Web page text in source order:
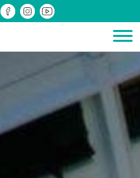
ДІЮЧІ